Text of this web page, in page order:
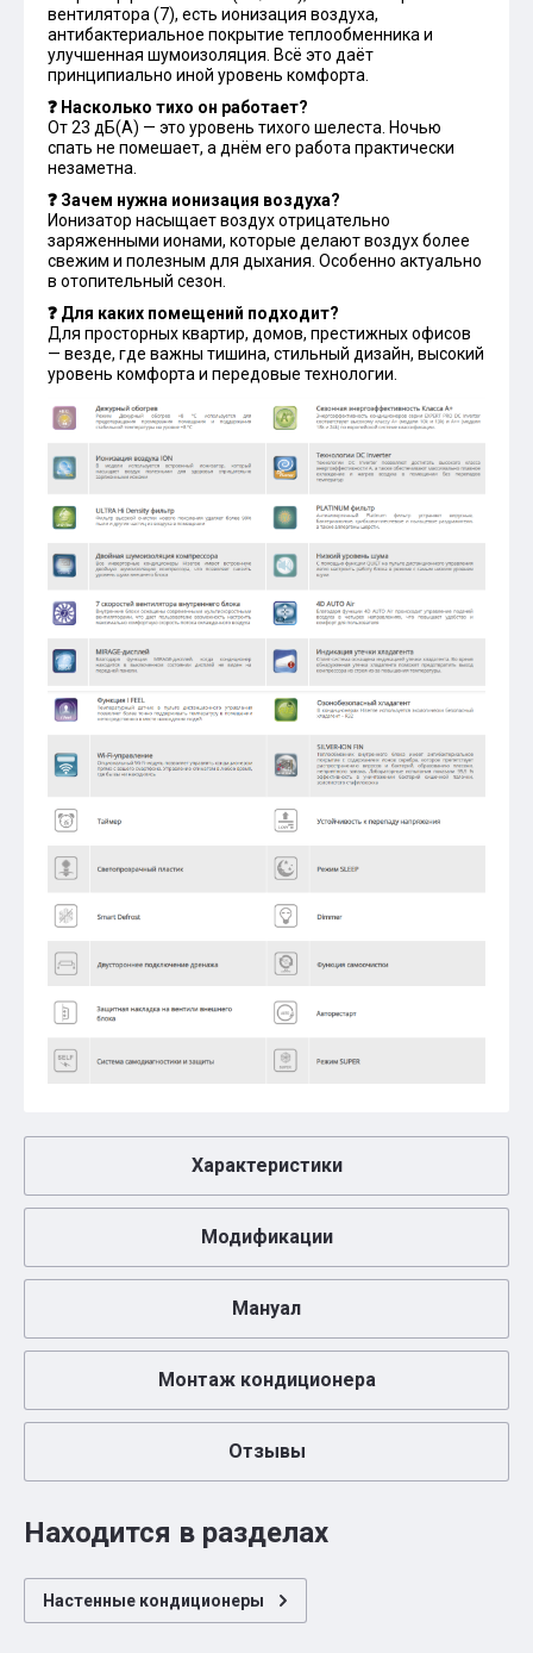
вентилятора (7), есть ионизация воздуха,
антибактериальное покрытие теплообменника и
улучшенная шумоизоляция. Всё это даёт
принципиально иной уровень комфорта.
❓ Насколько тихо он работает?
От 23 дБ(А) — это уровень тихого шелеста. Ночью
спать не помешает, а днём его работа практически
незаметна.
❓ Зачем нужна ионизация воздуха?
Ионизатор насыщает воздух отрицательно
заряженными ионами, которые делают воздух более
свежим и полезным для дыхания. Особенно актуально
в отопительный сезон.
❓ Для каких помещений подходит?
Для просторных квартир, домов, престижных офисов
— везде, где важны тишина, стильный дизайн, высокий
уровень комфорта и передовые технологии.
Характеристики
Модификации
Мануал
Монтаж кондиционера
Отзывы
Находится в разделах
Настенные кондиционеры